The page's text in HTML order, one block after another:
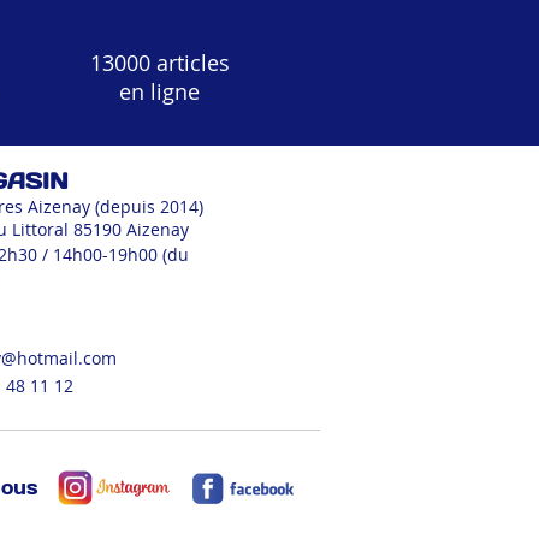
13000 articles
en ligne
Aizenay (depuis 2014)
Littoral 85190 Aizenay
/ 14h00-19h00 (du
48 11 12